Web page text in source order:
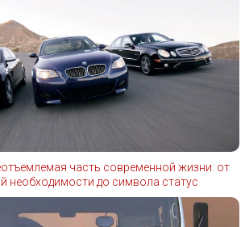
часть современной жизни: от
необходимости до символа статус